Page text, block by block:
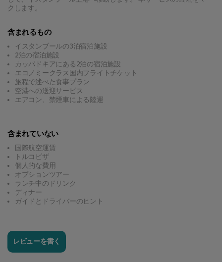
クします。
含まれるもの
イスタンブールの3泊宿泊施設
2泊の宿泊施設
カッパドキアにある2泊の宿泊施設
エコノミークラス国内フライトチケット
旅程で述べた食事プラン
空港への送迎サービス
エアコン、禁煙車による陸運
含まれていない
国際航空運賃
トルコビザ
個人的な費用
オプションツアー
ランチ中のドリンク
ディナー
ガイドとドライバーのヒント
レビューを書く